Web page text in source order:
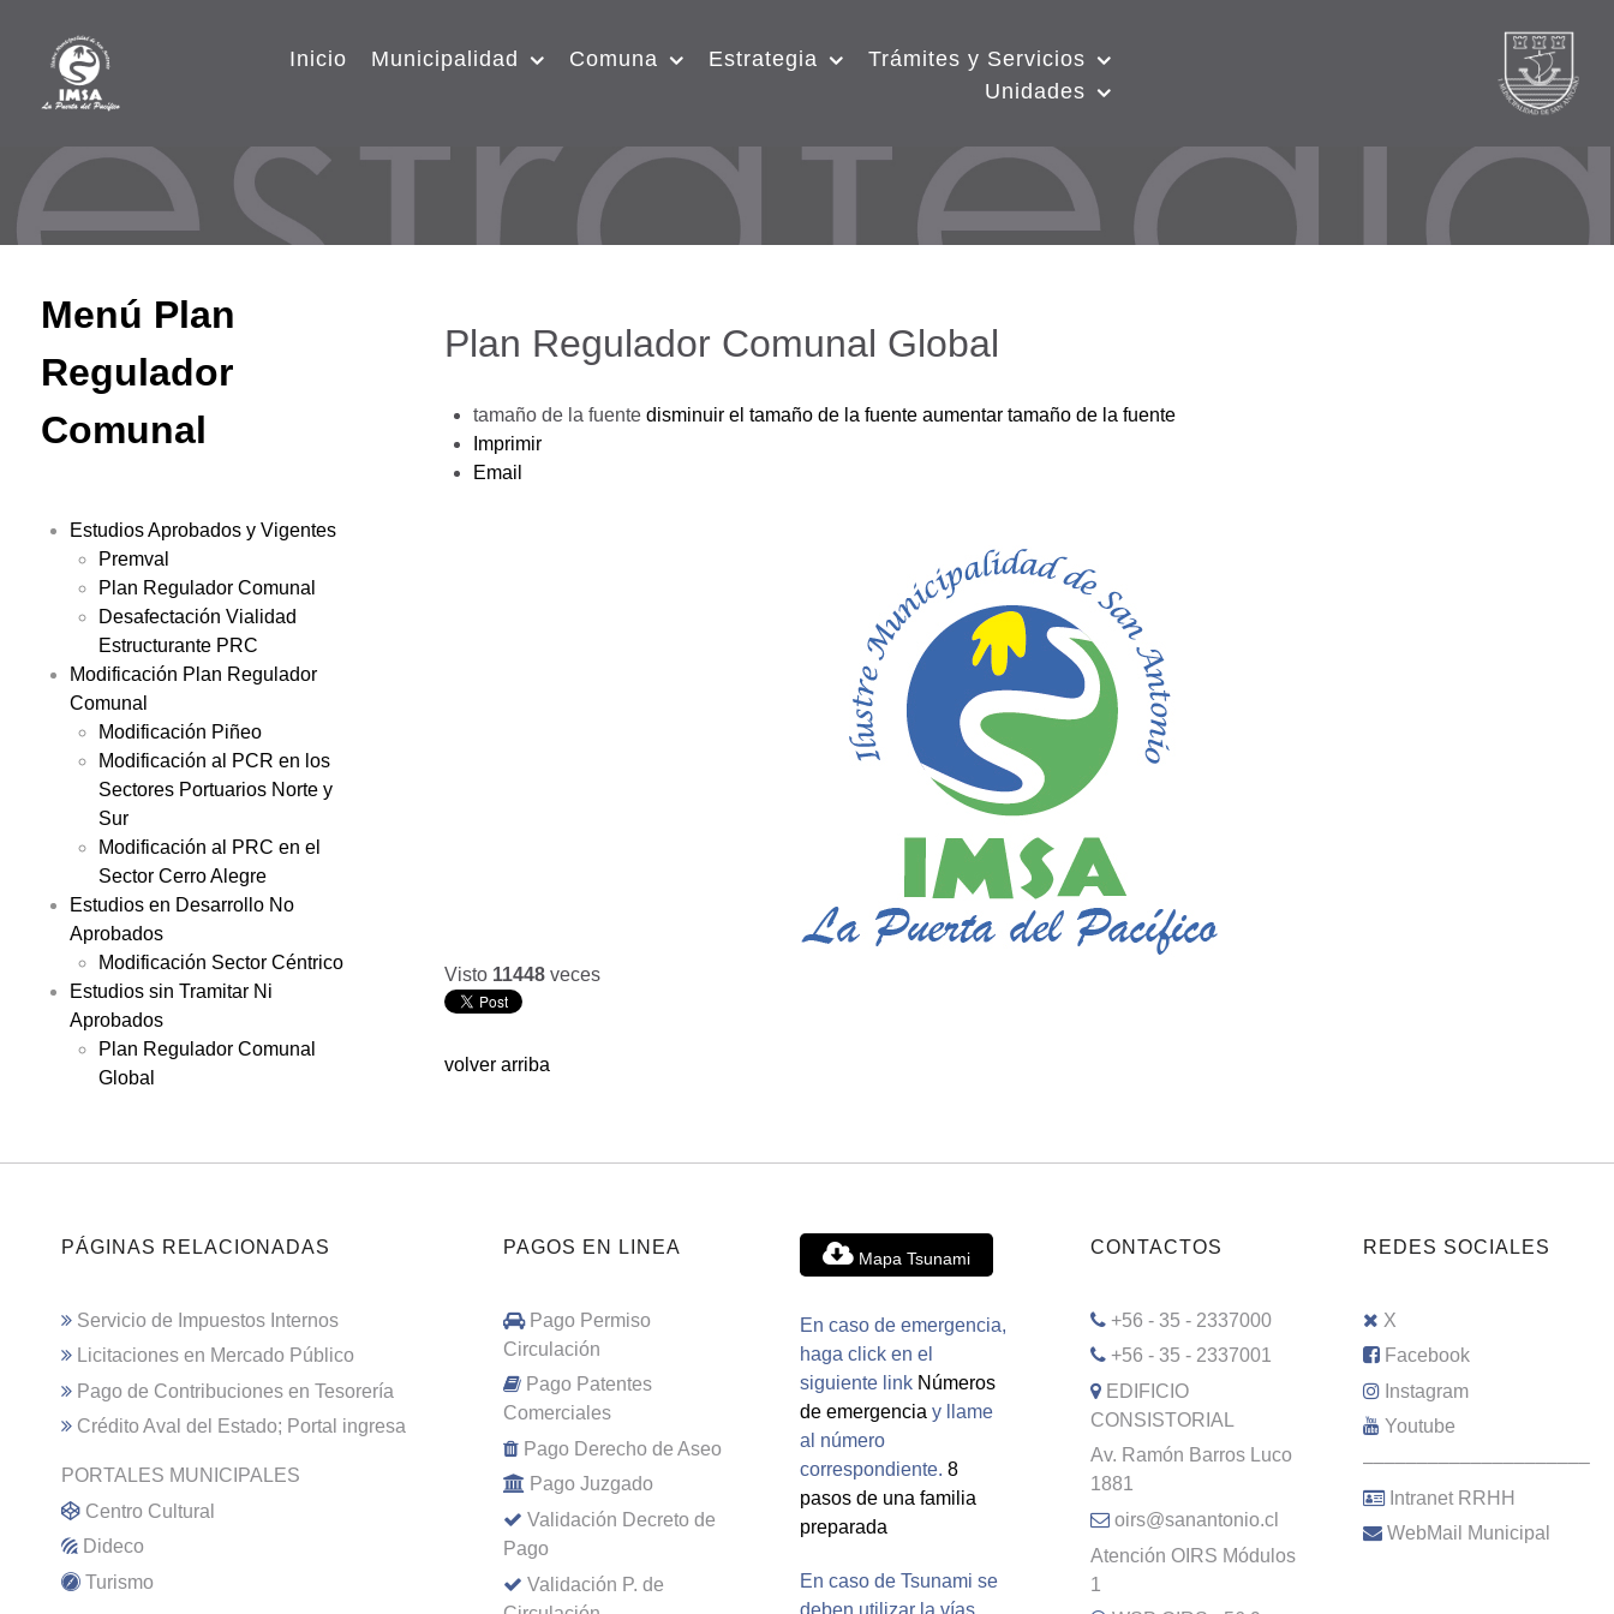
Inicio Municipalidad Comuna Estrategia
Trámites y Servicios
Unidades
Menú Plan
Regulador
Comunal
Estudios Aprobados y Vigentes
Premval
Plan Regulador Comunal
Desafectación Vialidad
Estructurante PRC
Modificación Plan Regulador
Comunal
Modificación Piñeo
Modificación al PCR en los
Sectores Portuarios Norte y
Sur
Modificación al PRC en el
Sector Cerro Alegre
Estudios en Desarrollo No
Aprobados
Modificación Sector Céntrico
Estudios sin Tramitar Ni
Aprobados
Plan Regulador Comunal
Global
Plan Regulador Comunal Global
tamaño de la fuente disminuir el tamaño de la fuente aumentar tamaño de la fuente
Imprimir
Email
Visto 11448 veces
volver arriba
PÁGINAS RELACIONADAS
Servicio de Impuestos Internos
Licitaciones en Mercado Público
Pago de Contribuciones en Tesorería
Crédito Aval del Estado; Portal ingresa
PORTALES MUNICIPALES
Centro Cultural
Dideco
Turismo
PAGOS EN LINEA
Pago Permiso
Circulación
Pago Patentes
Comerciales
Pago Derecho de Aseo
Pago Juzgado
Validación Decreto de
Pago
Validación P. de
Mapa Tsunami
En caso de emergencia,
haga click en el
siguiente link Números
de emergencia y llame
al número
correspondiente. 8
pasos de una familia
preparada
En caso de Tsunami se
deben utilizar la vías
CONTACTOS
+56 - 35 - 2337000
+56 - 35 - 2337001
EDIFICIO
CONSISTORIAL
Av. Ramón Barros Luco
1881
oirs@sanantonio.cl
Atención OIRS Módulos
1
REDES SOCIALES
X
Facebook
Instagram
Youtube
–––––––––––––––––––––
Intranet RRHH
WebMail Municipal